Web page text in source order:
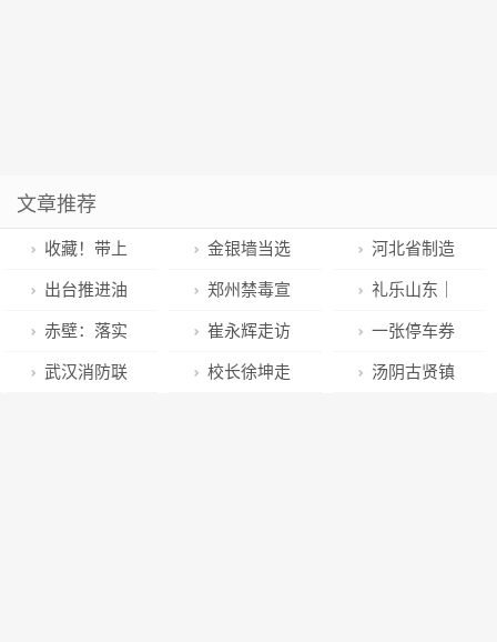
文章推荐
收藏！带上
这份“春节健康
指南”回家过年
金银墙当选
福建省高级人
民法院院长
河北省制造
业绿色低碳先
进工艺技术装
备推荐目录
出台推进油
茶产业高质量
发展实施意见
郑州禁毒宣
传进餐饮 “舌
尖安全”齐守护
礼乐山东｜
“笔墨书年韵
文化悦万家”
赤壁：落实
全民健身战略
崔永辉走访
慰问困难群众
一张停车券
一份关爱心
武汉消防联 校长徐坤走 汤阴古贤镇